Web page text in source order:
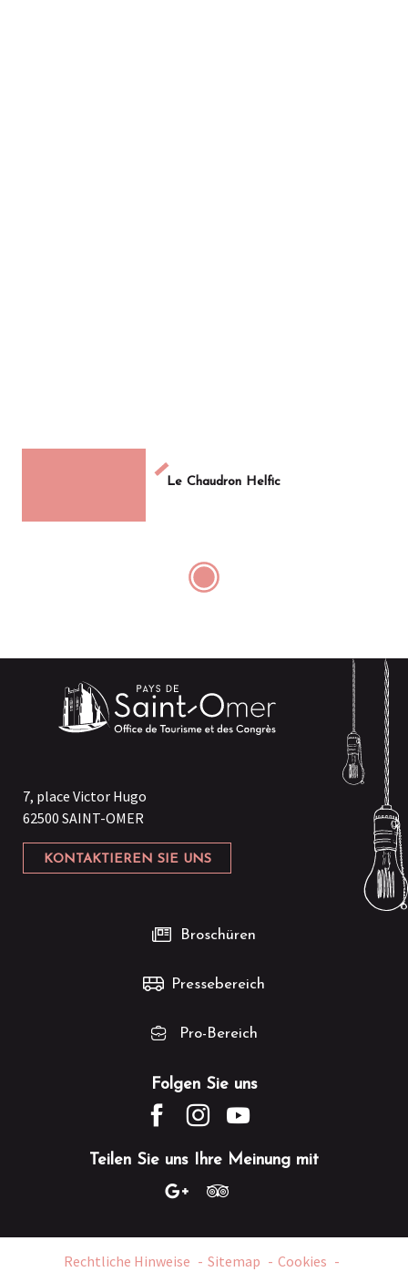
Le Chaudron Helfic
7, place Victor Hugo
62500 SAINT-OMER
KONTAKTIEREN SIE UNS
Folgen Sie uns
Teilen Sie uns Ihre Meinung mit
Broschüren
Pressebereich
Pro-Bereich
Rechtliche Hinweise Sitemap
Cookies